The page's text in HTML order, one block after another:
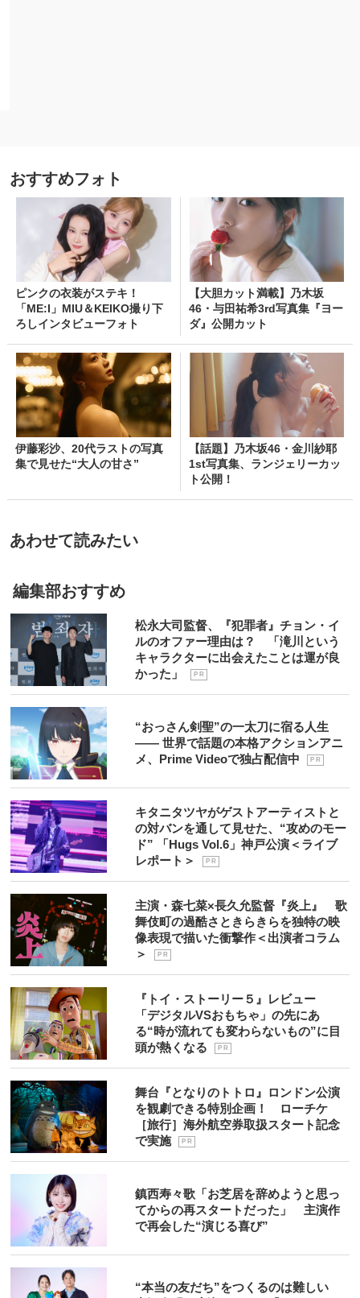
おすすめフォト
ピンクの衣装がステキ！
「ME:I」MIU＆KEIKO撮り下
ろしインタビューフォト
【大胆カット満載】乃木坂
46・与田祐希3rd写真集『ヨー
ダ』公開カット
伊藤彩沙、20代ラストの写真
集で見せた“大人の甘さ”
【話題】乃木坂46・金川紗耶
1st写真集、ランジェリーカッ
ト公開！
あわせて読みたい
編集部おすすめ
松永大司監督、『犯罪者』チョン・イ
ルのオファー理由は？ 「滝川という
キャラクターに出会えたことは運が良
かった」
P R
“おっさん剣聖”の一太刀に宿る人生
―― 世界で話題の本格アクションアニ
メ、Prime Videoで独占配信中
P R
キタニタツヤがゲストアーティストと
の対バンを通して見せた、“攻めのモー
ド” 「Hugs Vol.6」神戸公演＜ライブ
レポート＞
P R
主演・森七菜×長久允監督『炎上』 歌
舞伎町の過酷さときらきらを独特の映
像表現で描いた衝撃作＜出演者コラム
＞
P R
『トイ・ストーリー５』レビュー
「デジタルVSおもちゃ」の先にあ
る“時が流れても変わらないもの”に目
頭が熱くなる
P R
舞台『となりのトトロ』ロンドン公演
を観劇できる特別企画！ ローチケ
［旅行］海外航空券取扱スタート記念
で実施
P R
鎮西寿々歌「お芝居を辞めようと思っ
てからの再スタートだった」 主演作
で再会した“演じる喜び”
“本当の友だち”をつくるのは難しい